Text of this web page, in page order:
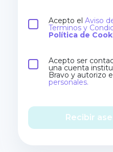
Acepto el Aviso
Terminos y
Política de
Acepto ser
una cuenta
Bravo y autorizo
personales.
Recibir